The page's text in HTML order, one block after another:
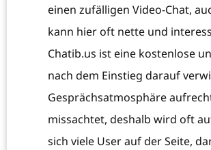
einen zufälligen Video-Chat,
kann hier oft nette und
Chatib.us ist eine kostenlose
nach dem Einstieg darauf
Gesprächsatmosphäre
missachtet, deshalb wird oft
sich viele User auf der Seite,